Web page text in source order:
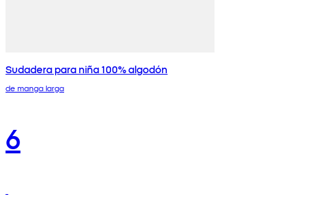
Sudadera para niña 100% algodón
de manga larga
6